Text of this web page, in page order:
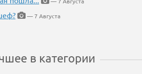
— 7 Августа
в категории